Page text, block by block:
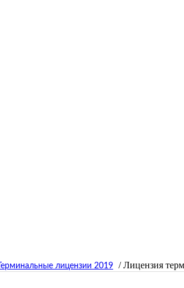
Терминальные лицензии 2019 / Лицензия